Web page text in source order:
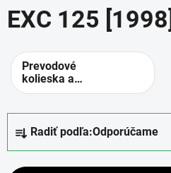
EXC 125 [1998]
Prevodové
kolieska a
rozety -
prevody
Radiť podľa:Odporúčame